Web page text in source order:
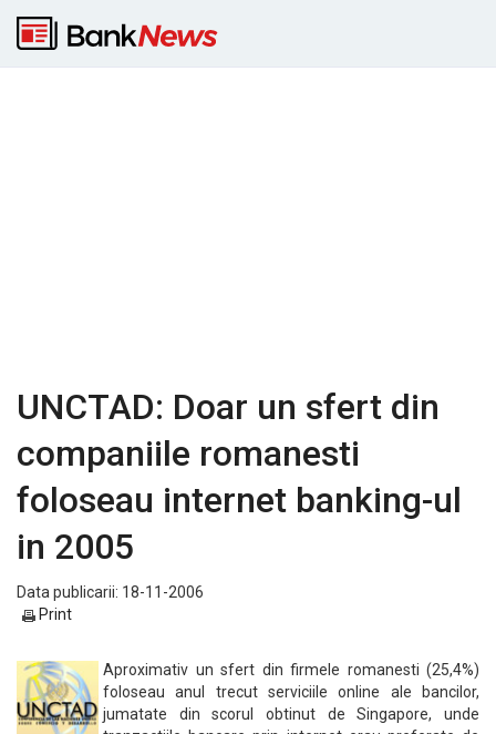
UNCTAD: Doar un sfert din
companiile romanesti
foloseau internet banking-ul
in 2005
Data publicarii: 18-11-2006
Print
Aproximativ un sfert din firmele romanesti (25,4%)
foloseau anul trecut serviciile online ale bancilor,
jumatate din scorul obtinut de Singapore, unde